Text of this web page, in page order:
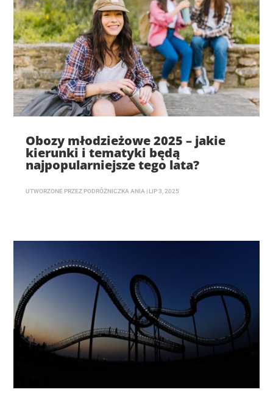
Obozy młodzieżowe 2025 – jakie
kierunki i tematyki będą
najpopularniejsze tego lata?
UTWORZONE PRZEZ PODRÓŻNICZKA ANIA | LIP 3, 2025